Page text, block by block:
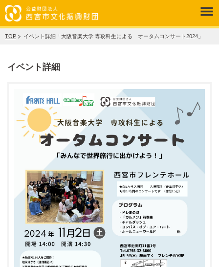
TOP イベント詳細「大阪音楽大学 専攻科生による オータムコンサート2024」
イベント詳細